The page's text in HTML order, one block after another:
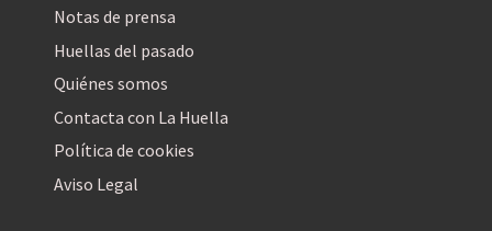
Notas de prensa
Huellas del pasado
Quiénes somos
Contacta con La Huella
Política de cookies
Aviso Legal